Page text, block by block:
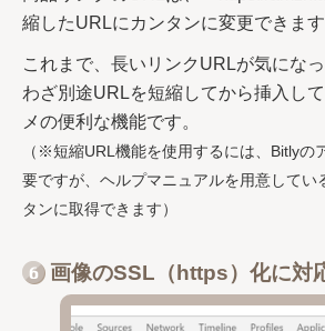
縮したURLにカンタンに変更できます
これまで、長いリンクURLが気にな
わざ別途URLを短縮してから挿入し
メの便利な機能です。
（※短縮URL機能を使用するには、Bitlyの
要ですが、ヘルプマニュアルを用意してい
タンに取得できます）
画像のSSL（https）化に対